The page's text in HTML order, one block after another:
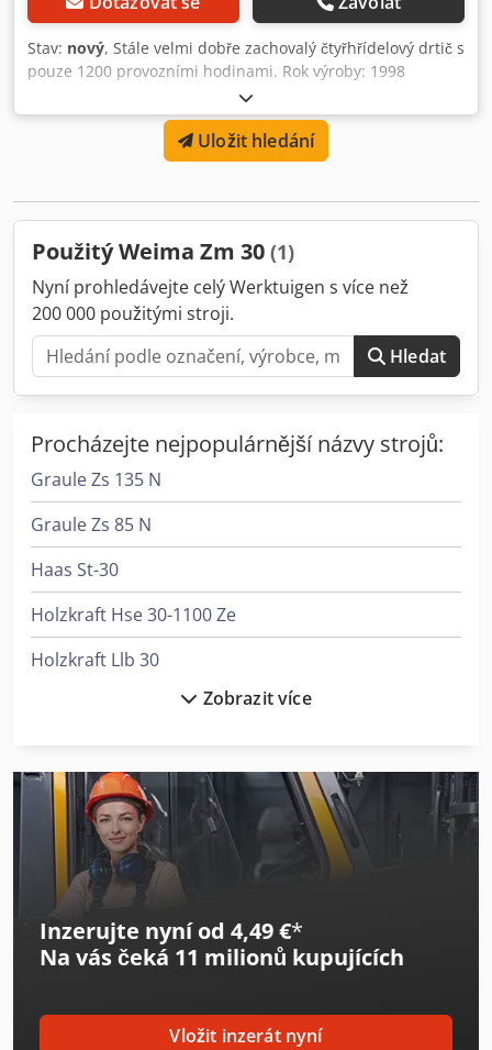
Stav: nový, Stále velmi dobře zachovalý čtyřhřídelový drtič s
pouze 1200 provozními hodinami. Rok výroby: 1998
Dcedpfoy T Hbujx Ahaok 2 x 7,5 kW motory
Uložit hledání
Použitý Weima Zm 30 (1)
Nyní prohledávejte celý Werktuigen s více než
200 000 použitými stroji.
Hledat
Procházejte nejpopulárnější názvy strojů:
Graule Zs 135 N
Graule Zs 85 N
Haas St-30
Holzkraft Hse 30-1100 Ze
Holzkraft Llb 30
Linde H 30
Scm Dmc Sd 30
Scm Me 40
Weiler Dz 45
Weiler E 60
Zobrazit více
Inzerujte nyní od 4,49 €*
Na vás čeká 11 milionů kupujících
Vložit inzerát nyní